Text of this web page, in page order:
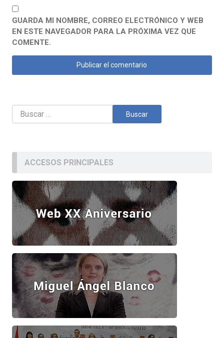
GUARDA MI NOMBRE, CORREO ELECTRÓNICO Y WEB
EN ESTE NAVEGADOR PARA LA PRÓXIMA VEZ QUE
COMENTE.
Buscar:
ACCESOS PRINCIPALES